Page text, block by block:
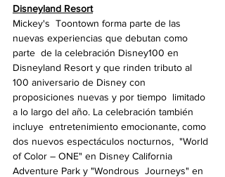
Disneyland Resort
Mickey's  Toontown forma parte de las
nuevas experiencias que debutan como
parte  de la celebración Disney100 en
Disneyland Resort y que rinden tributo al
100 aniversario de Disney con
proposiciones nuevas y por tiempo  limitado
a lo largo del año. La celebración también
incluye  entretenimiento emocionante, como
dos nuevos espectáculos nocturnos,  "World
of Color – ONE" en Disney California
Adventure Park y "Wondrous  Journeys" en